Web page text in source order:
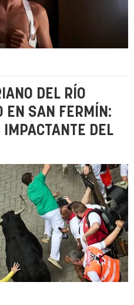
DEL RÍO
EN SAN FERMÍN:
DEL